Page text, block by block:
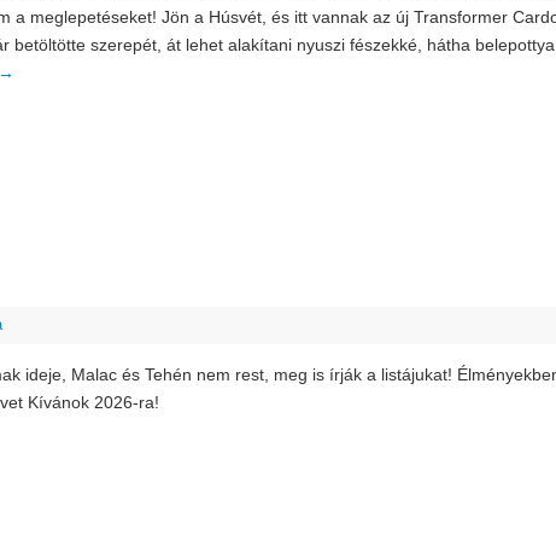
a meglepetéseket! Jön a Húsvét, és itt vannak az új Transformer
betöltötte szerepét, át lehet alakítani nyuszi fészekké, hátha
→
ideje, Malac és Tehén nem rest, meg is írják a listájukat!
Kívánok 2026-ra!